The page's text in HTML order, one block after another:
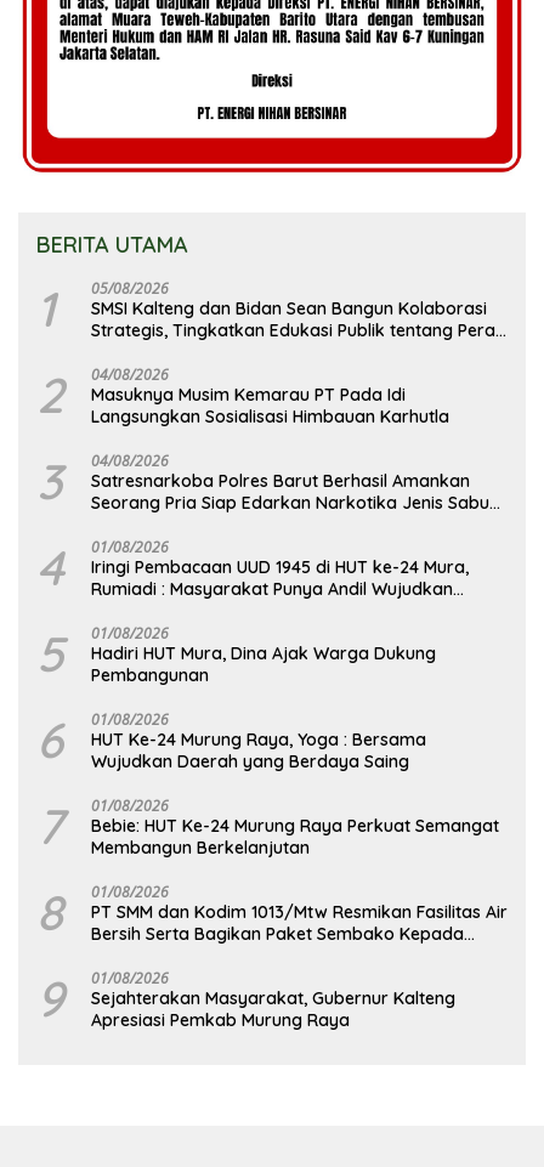
BERITA UTAMA
1 05/08/2026
SMSI Kalteng dan Bidan Sean Bangun Kolaborasi
Strategis, Tingkatkan Edukasi Publik tentang Peran
2 04/08/2026
Masuknya Musim Kemarau PT Pada Idi
Langsungkan Sosialisasi Himbauan Karhutla
3 04/08/2026
Satresnarkoba Polres Barut Berhasil Amankan
Seorang Pria Siap Edarkan Narkotika Jenis Sabu
4 01/08/2026
Iringi Pembacaan UUD 1945 di HUT ke-24 Mura,
Rumiadi : Masyarakat Punya Andil Wujudkan
5 01/08/2026
Hadiri HUT Mura, Dina Ajak Warga Dukung
Pembangunan
6 01/08/2026
HUT Ke-24 Murung Raya, Yoga : Bersama
Wujudkan Daerah yang Berdaya Saing
7 01/08/2026
Bebie: HUT Ke-24 Murung Raya Perkuat Semangat
Membangun Berkelanjutan
8 01/08/2026
PT SMM dan Kodim 1013/Mtw Resmikan Fasilitas Air
Bersih Serta Bagikan Paket Sembako Kepada
9 01/08/2026
Sejahterakan Masyarakat, Gubernur Kalteng
Apresiasi Pemkab Murung Raya